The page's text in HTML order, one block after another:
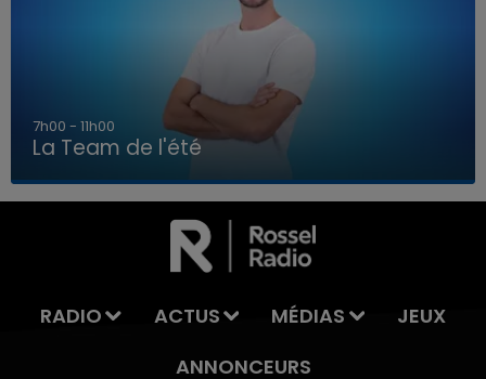
LA TEAM DE L'ÉTÉ
7h00 - 11h00
La Team de l'été
RADIO ACTUS MÉDIAS
JEUX
ANNONCEURS